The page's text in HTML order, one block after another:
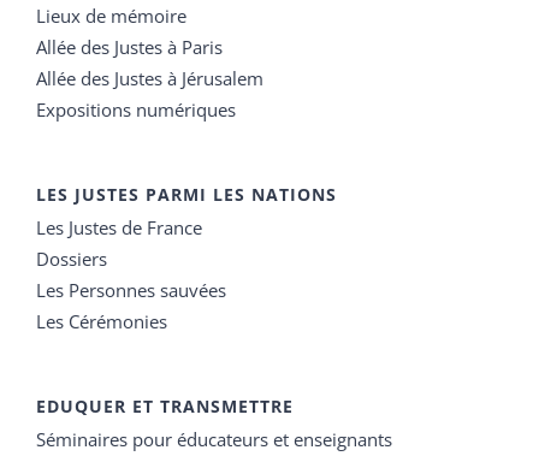
Lieux de mémoire
Allée des Justes à Paris
Allée des Justes à Jérusalem
Expositions numériques
LES JUSTES PARMI LES NATIONS
Les Justes de France
Dossiers
Les Personnes sauvées
Les Cérémonies
EDUQUER ET TRANSMETTRE
Séminaires pour éducateurs et enseignants